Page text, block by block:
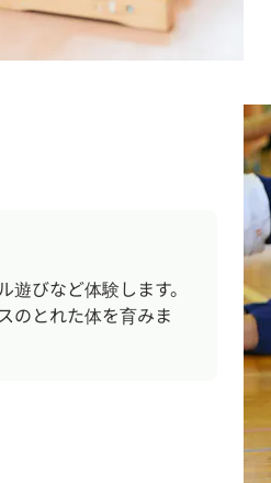
びなど体験します。
のとれた体を育みま